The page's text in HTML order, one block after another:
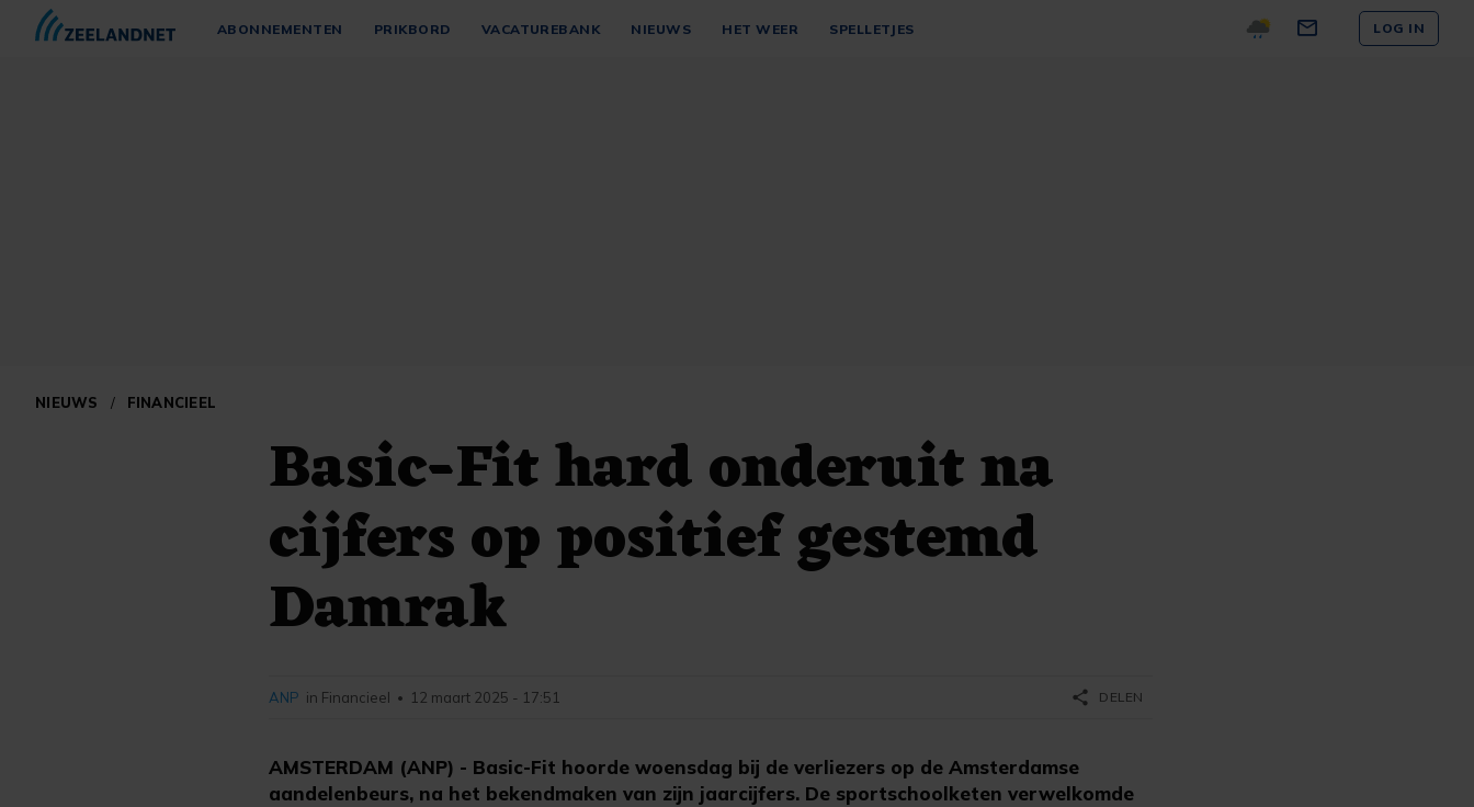
ABONNEMENTEN PRIKBORD VACATUREBANK NIEUWS HET WEER SPELLETJES LOG IN
NIEUWS / FINANCIEEL
Basic-Fit hard onderuit na
cijfers op positief gestemd
Damrak
AMSTERDAM (ANP) - Basic-Fit hoorde woensdag bij de verliezers op de Amsterdamse
aandelenbeurs, na het bekendmaken van zijn jaarcijfers. De sportschoolketen verwelkomde
ANP in Financieel • 12 maart 2025 - 17:51 share DELEN